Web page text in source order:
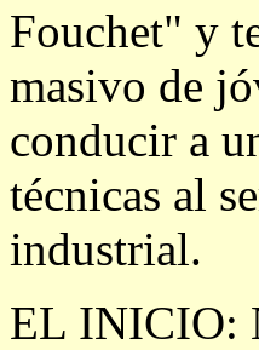
Fouchet" y
masivo de
conducir a
técnicas al
industrial.
EL INICIO: